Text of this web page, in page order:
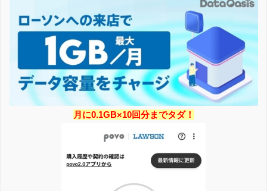
月に0.1GB×10回分までタダ！